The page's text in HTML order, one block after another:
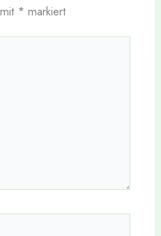
* markiert